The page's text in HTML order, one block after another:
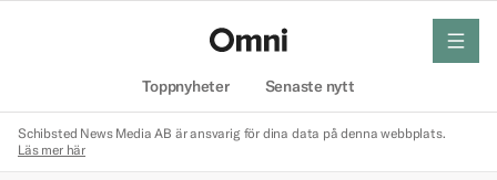
Toppnyheter Senaste nytt
meny
Schibsted News Media AB är ansvarig för dina data på denna webbplats.
Läs mer här